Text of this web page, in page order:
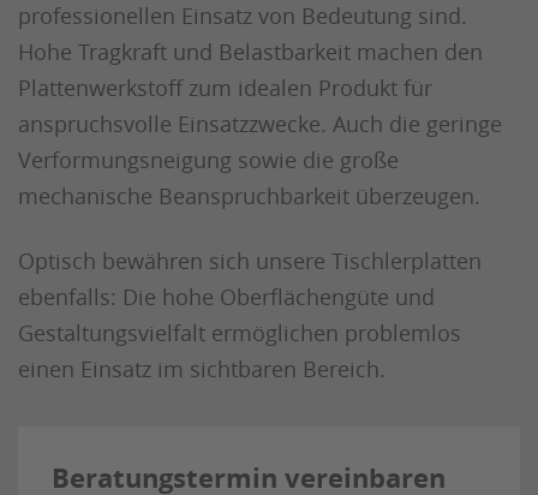
professionellen Einsatz von Bedeutung sind.
Hohe Tragkraft und Belastbarkeit machen den
Plattenwerkstoff zum idealen Produkt für
anspruchsvolle Einsatzzwecke. Auch die geringe
Verformungsneigung sowie die große
mechanische Beanspruchbarkeit überzeugen.
Optisch bewähren sich unsere Tischlerplatten
ebenfalls: Die hohe Oberflächengüte und
Gestaltungsvielfalt ermöglichen problemlos
einen Einsatz im sichtbaren Bereich.
Beratungstermin vereinbaren